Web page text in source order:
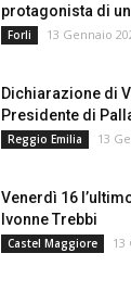
protagonista di
Forli 13 Gennaio
Dichiarazione di
Presidente di
Reggio Emilia 13
Venerdì 16
Ivonne Trebbi
Castel Maggiore 13